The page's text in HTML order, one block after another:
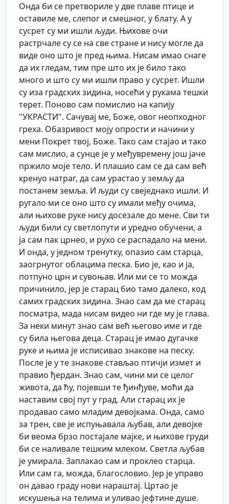
Онда би се претвориле у две плаве птице и
оставиле ме, слепог и смешног, у блату. А у
сусрет су ми ишли људи. Њихове очи
растрчале су се на све стране и нису могле да
виде оно што је пред њима. Нисам имао снаге
да их гледам, тим пре што их је било тако
много и што су ми ишли право у сусрет. Ишли
су иза градских зидина, носећи у рукама тешки
терет. Поново сам помислио на капију
"УКРАСТИ". Сачувај ме, Боже, овог неопходног
греха. Обазривост моју опрости и начини у
мени Покрет твој, Боже. Тако сам стајао и тако
сам мислио, а сунце је у међувремену још јаче
пржило моје тело. И плашио сам се да сам већ
кренуо натраг, да сам урастао у земљу да
постанем земља. И људи су свеједнако ишли. И
ругало ми се оно што су имали међу очима,
али њихове руке нису досезале до мене. Сви ти
људи били су светлопути и уредно обучени, а
ја сам пак црнео, и рухо се распадало на мени.
И онда, у једном тренутку, опазио сам старца,
заогрнутог облацима песка. Био је, као и ја,
потпуно црн и сувоњав. Или ми се то можда
причинило, јер је старац био тамо далеко, код
самих градских зидина. Знао сам да ме старац
посматра, мада нисам видео ни где му је глава.
За неки минут знао сам већ његово име и где
су била његова деца. Старац је имао дугачке
руке и њима је исписивао знакове на песку.
После је у те знакове стављао птичји измет и
правио ђердан. Знао сам, чини ми се целог
живота, да ћу, појевши те ђинђуве, моћи да
наставим свој пут у град. Али старац их је
продавао само младим девојкама. Онда, само
за трен, све је испуњавала љубав, али девојке
би веома брзо постајале мајке, и њихове груди
би се наливале тешким млеком. Светла љубав
је умирала. Заплакао сам и проклео старца.
Или сам га, можда, благословио. Јер је управо
он давао граду нови нараштај. Цртао је
искушења на телима и уливао јефтине душе.